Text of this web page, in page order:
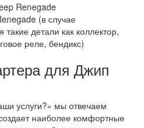
Renegade
(в случае
детали как коллектор,
реле, бендикс)
для Джип
услуги?» мы отвечаем
наиболее комфортные